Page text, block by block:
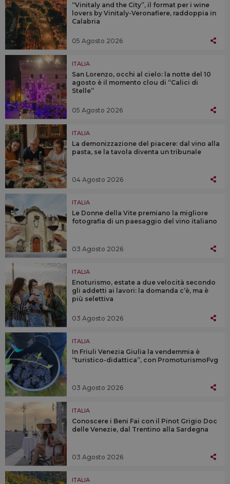
“Vinitaly and the City”, il format per i wine
lovers by Vinitaly-Veronafiere, raddoppia in
Calabria
05 Agosto 2026
ITALIA
San Lorenzo, occhi al cielo: la notte del 10
agosto è il momento clou di “Calici di
Stelle”
05 Agosto 2026
ITALIA
La demonizzazione del piacere: dal vino alla
pasta, se la tavola diventa un tribunale
04 Agosto 2026
ITALIA
Le Donne della Vite premiano la migliore
fotografia di un paesaggio del vino italiano
03 Agosto 2026
ITALIA
Enoturismo, estate a due velocità secondo
gli addetti ai lavori: la domanda c’è, ma è
più selettiva
03 Agosto 2026
ITALIA
In Friuli Venezia Giulia la vendemmia è
“turistico-didattica”, con PromoturismoFvg
03 Agosto 2026
ITALIA
Conoscere i Beni Fai con il Pinot Grigio Doc
delle Venezie, dal Trentino alla Sardegna
03 Agosto 2026
ITALIA